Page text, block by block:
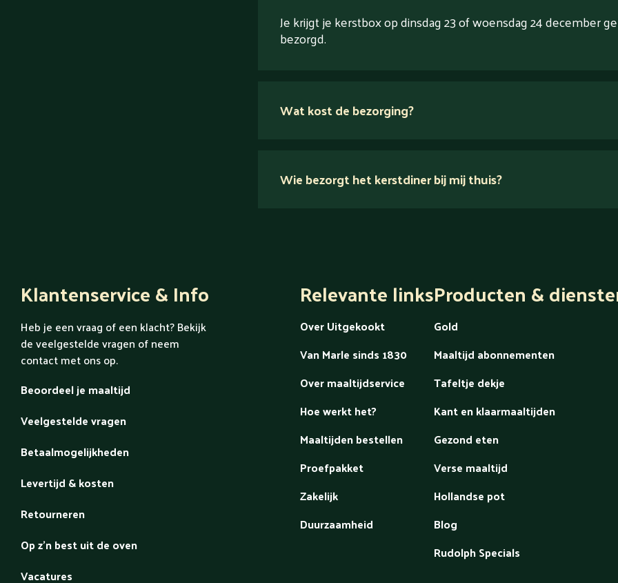
Je krijgt je kerstbox op dinsdag 23 of woensdag 24 december
bezorgd.
Wat kost de bezorging?
Wie bezorgt het kerstdiner bij mij thuis?
Klantenservice & Info
Heb je een vraag of een klacht? Bekijk
de veelgestelde vragen of neem
contact met ons op.
Beoordeel je maaltijd
Veelgestelde vragen
Betaalmogelijkheden
Levertijd & kosten
Retourneren
Op z'n best uit de oven
Vacatures
Relevante links
Over Uitgekookt
Van Marle sinds 1830
Over maaltijdservice
Hoe werkt het?
Maaltijden bestellen
Proefpakket
Zakelijk
Duurzaamheid
Producten &
Gold
Maaltijd abonnementen
Tafeltje dekje
Kant en klaarmaaltijden
Gezond eten
Verse maaltijd
Hollandse pot
Blog
Rudolph Specials